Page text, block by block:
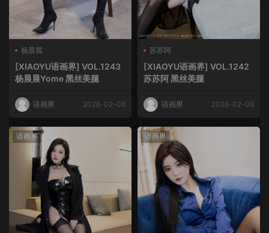
杨晨晨
[XIAOYU语画界] VOL.1243
杨晨晨Yome 黑丝美腿
语画界 2026-02-08
苏苏阿
[XIAOYU语画界] VOL.1242
苏苏阿 黑丝美腿
语画界 2026-02-08
语画界 语画界